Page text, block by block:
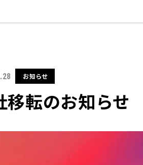
お問い合わせ
お知らせ
移転のお知らせ